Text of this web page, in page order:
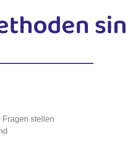
Fragen stellen